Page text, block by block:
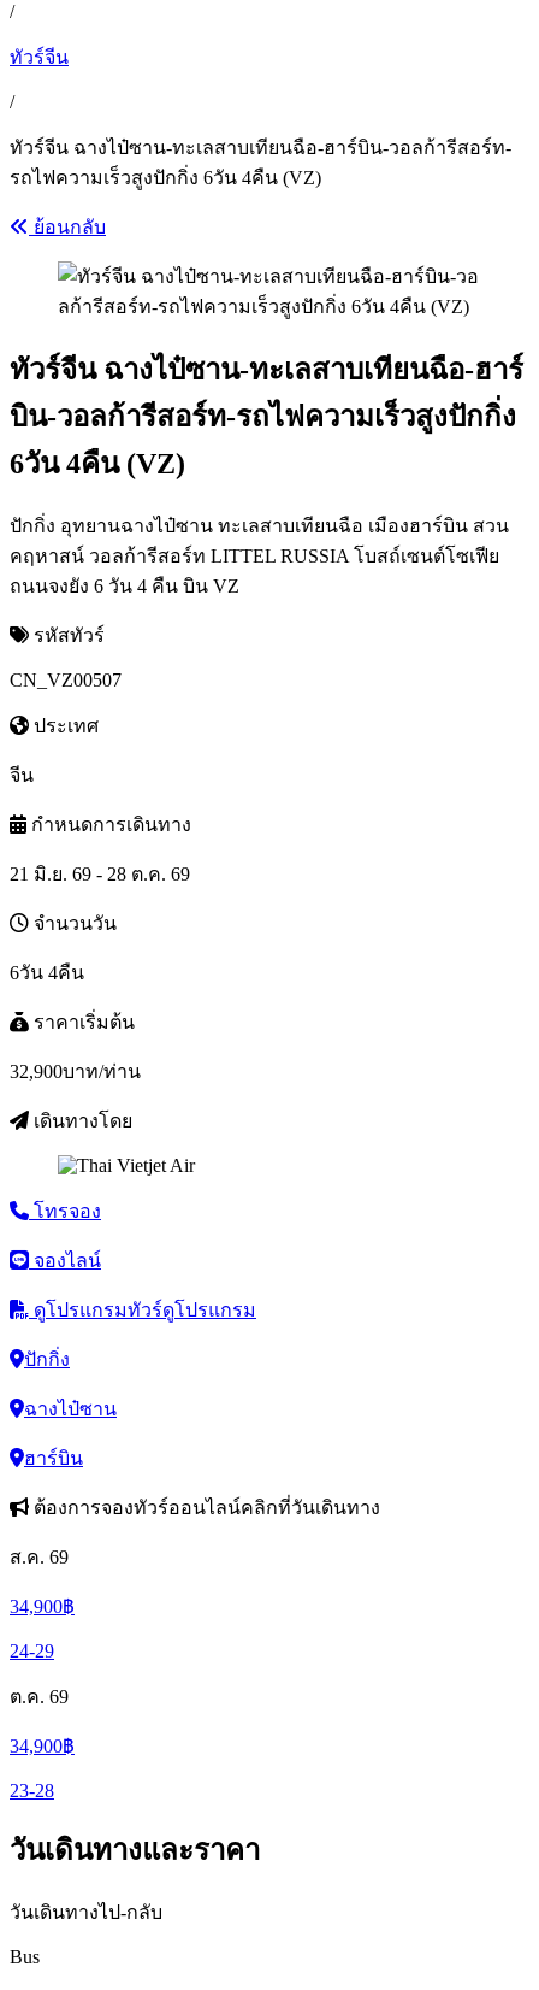
/
ทัวร์จีน
/
ทัวร์จีน ฉางไป๋ซาน-ทะเลสาบเทียนฉือ-ฮาร์บิน-วอลก้ารีสอร์ท-
รถไฟความเร็วสูงปักกิ่ง 6วัน 4คืน (VZ)
ย้อนกลับ
ทัวร์จีน ฉางไป๋ซาน-ทะเลสาบเทียนฉือ-ฮาร์
บิน-วอลก้ารีสอร์ท-รถไฟความเร็วสูงปักกิ่ง
6วัน 4คืน (VZ)
ปักกิ่ง อุทยานฉางไป๋ซาน ทะเลสาบเทียนฉือ เมืองฮาร์บิน สวน
คฤหาสน์ วอลก้ารีสอร์ท LITTEL RUSSIA โบสถ์เซนต์โซเฟีย
ถนนจงยัง 6 วัน 4 คืน บิน VZ
รหัสทัวร์
CN_VZ00507
ประเทศ
จีน
กำหนดการเดินทาง
21 มิ.ย. 69 - 28 ต.ค. 69
จำนวนวัน
6วัน 4คืน
ราคาเริ่มต้น
32,900บาท/ท่าน
เดินทางโดย
โทรจอง
จองไลน์
ดูโปรแกรมทัวร์ดูโปรแกรม
ปักกิ่ง
ฉางไป๋ซาน
ฮาร์บิน
ต้องการจองทัวร์ออนไลน์คลิกที่วันเดินทาง
ส.ค. 69
34,900฿
24-29
ต.ค. 69
34,900฿
23-28
วันเดินทางและราคา
วันเดินทางไป-กลับ
Bus